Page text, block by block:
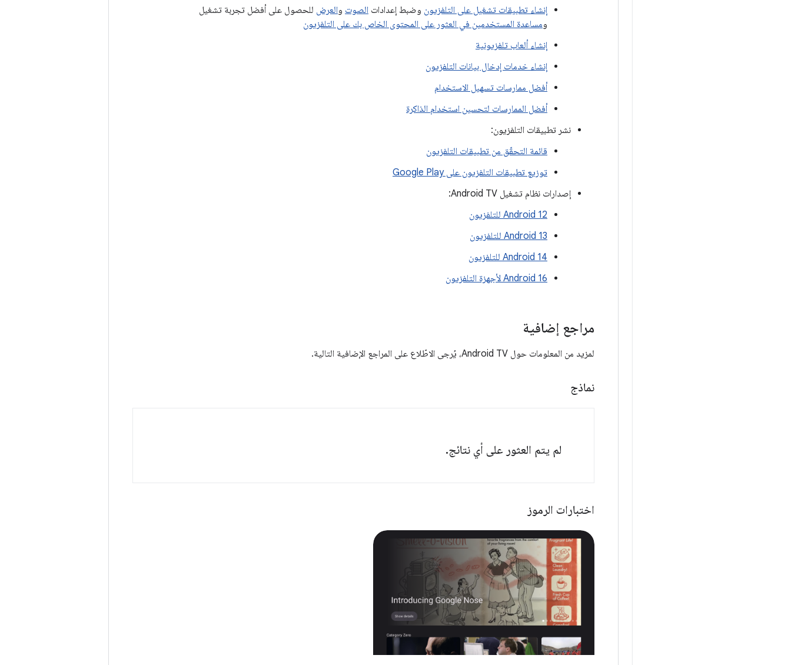
إنشاء تطبيقات تشغيل على التلفزيون وضبط إعدادات الصوت والعرض للحصول على أفضل تجربة تشغيل
ومساعدة المستخدمين في العثور على المحتوى الخاص بك على التلفزيون
إنشاء ألعاب تلفزيونية
إنشاء خدمات إدخال بيانات التلفزيون
أفضل ممارسات تسهيل الاستخدام
أفضل الممارسات لتحسين استخدام الذاكرة
نشر تطبيقات التلفزيون:
قائمة التحقّق من تطبيقات التلفزيون
توزيع تطبيقات التلفزيون على Google Play
إصدارات نظام تشغيل Android TV:
‫Android 12 للتلفزيون
‫Android 13 للتلفزيون
‫Android 14 للتلفزيون
‫Android 16 لأجهزة التلفزيون
مراجع إضافية
لمزيد من المعلومات حول Android TV، يُرجى الاطّلاع على المراجع الإضافية التالية.
نماذج
لم يتم العثور على أي نتائج.
اختبارات الرموز